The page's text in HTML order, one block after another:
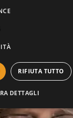
RIFIUTA TUTTO
DETTAGLI